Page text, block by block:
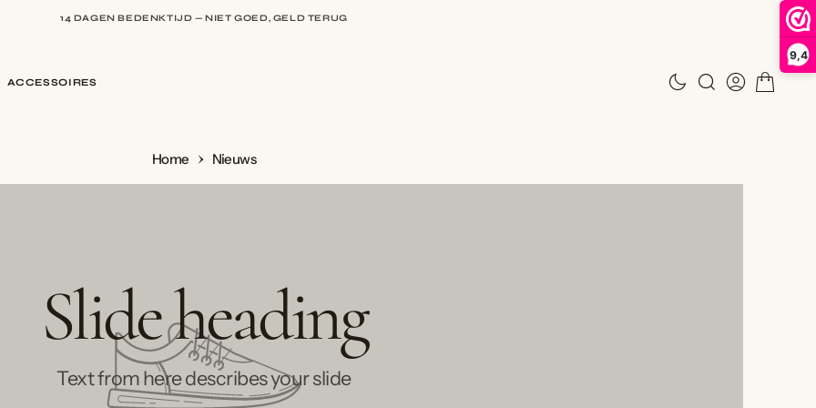
9,4
14 DAGEN BEDENKTIJD — NIET GOED, GELD TERUG
ACCESSOIRES
Home Nieuws
Slide heading
Text from here describes your slide